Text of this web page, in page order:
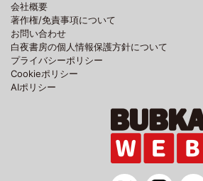
会社概要
著作権/免責事項について
お問い合わせ
白夜書房の個人情報保護方針について
プライバシーポリシー
Cookieポリシー
AIポリシー